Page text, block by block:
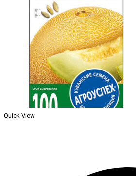
Quick View